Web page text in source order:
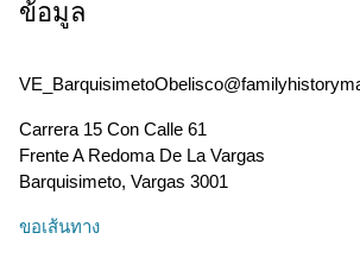
ข้อมูล
Carrera 15 Con Calle 61
Frente A Redoma De La Vargas
Barquisimeto, Vargas 3001
ขอเส้นทาง